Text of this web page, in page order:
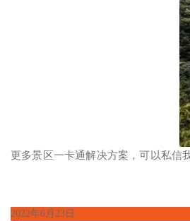
更多景区一卡通解决方案，可以私信
2022年6月23日